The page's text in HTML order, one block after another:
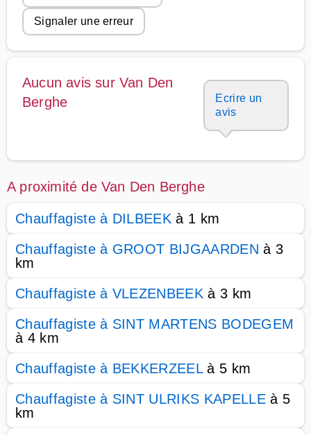
Signaler une erreur
Aucun avis sur Van Den
Berghe
Ecrire un
avis
A proximité de Van Den Berghe
Chauffagiste à DILBEEK à 1 km
Chauffagiste à GROOT BIJGAARDEN à 3
km
Chauffagiste à VLEZENBEEK à 3 km
Chauffagiste à SINT MARTENS BODEGEM
à 4 km
Chauffagiste à BEKKERZEELà 5 km
Chauffagiste à SINT ULRIKS KAPELLEà 5
km